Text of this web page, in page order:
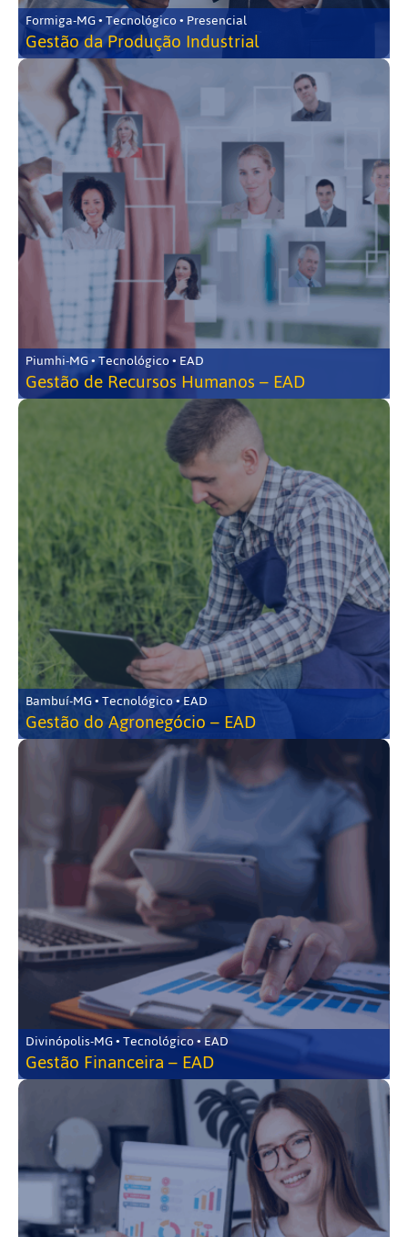
Formiga-MG • Tecnológico • Presencial
Gestão da Produção Industrial
Piumhi-MG • Tecnológico • EAD
Gestão de Recursos Humanos – EAD
Bambuí-MG • Tecnológico • EAD
Gestão do Agronegócio – EAD
Divinópolis-MG • Tecnológico • EAD
Gestão Financeira – EAD